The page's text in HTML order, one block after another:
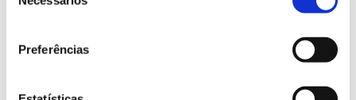
Preferências
for the magazine “O Molde”
electronic circuits directly into polymer